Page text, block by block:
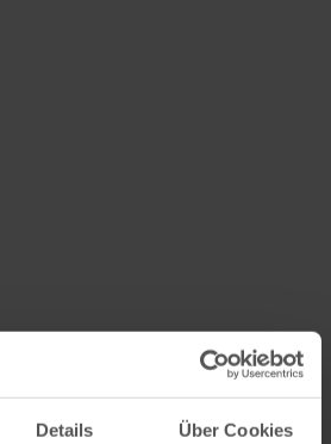
Details Über Cookies